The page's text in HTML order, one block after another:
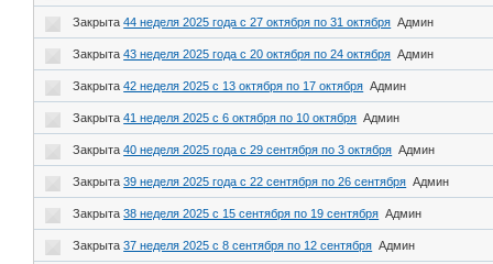
Закрыта44 неделя 2025 года с 27 октября по 31 октября Админ
Закрыта43 неделя 2025 года с 20 октября по 24 октября Админ
Закрыта42 неделя 2025 с 13 октября по 17 октября Админ
Закрыта41 неделя 2025 с 6 октября по 10 октября Админ
Закрыта40 неделя 2025 года с 29 сентября по 3 октября Админ
Закрыта39 неделя 2025 года с 22 сентября по 26 сентября Админ
Закрыта38 неделя 2025 с 15 сентября по 19 сентября Админ
Закрыта37 неделя 2025 с 8 сентября по 12 сентября Админ